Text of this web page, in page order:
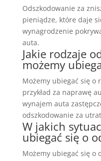
Odszkodowanie za
pieniądze, które daje
wynagrodzenie
auta.
Jakie rodzaje
możemy
Możemy ubiegać się o
przykład za naprawę
wynajem auta
odszkodowanie za
W jakich
ubiegać się o
Możemy ubiegać się o